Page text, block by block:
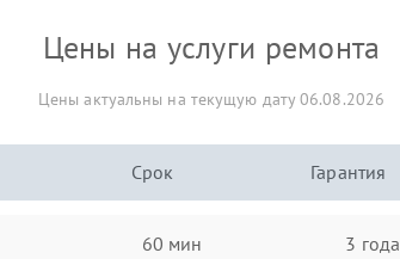
Цены на услуги ремонта
Цены актуальны на текущую дату 06.08.2026
Срок Гарантия
60 мин 3 года